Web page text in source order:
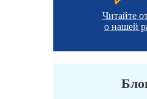
Читайте
о нашей